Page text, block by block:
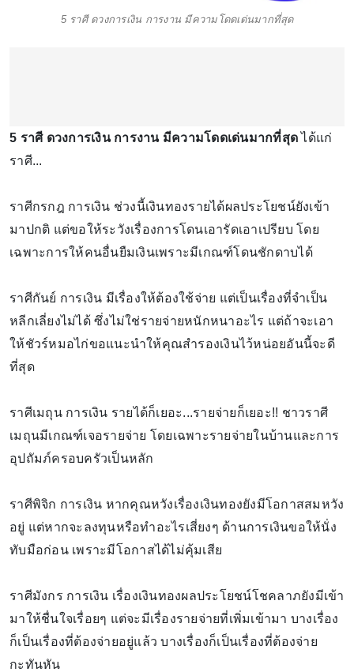
5 ราศี ดวงการเงิน การงาน มีความโดดเด่นมากที่สุด
5 ราศี ดวงการเงิน การงาน มีความโดดเด่นมากที่สุดได้แก่
ราศี...
ราศีกรกฎ การเงิน ช่วงนี้เงินทองรายได้ผลประโยชน์ยังเข้า
มาปกติ แต่ขอให้ระวังเรื่องการโดนเอารัดเอาเปรียบ โดย
เฉพาะการให้คนอื่นยืมเงินเพราะมีเกณฑ์โดนชักดาบได้
ราศีกันย์ การเงิน มีเรื่องให้ต้องใช้จ่าย แต่เป็นเรื่องที่จำเป็น
หลีกเลี่ยงไม่ได้ ซึ่งไม่ใช่รายจ่ายหนักหนาอะไร แต่ถ้าจะเอา
ให้ชัวร์หมอไก่ขอแนะนำให้คุณสำรองเงินไว้หน่อยอันนี้จะดี
ที่สุด
ราศีเมถุน การเงิน รายได้ก็เยอะ...รายจ่ายก็เยอะ!! ชาวราศี
เมถุนมีเกณฑ์เจอรายจ่าย โดยเฉพาะรายจ่ายในบ้านและการ
อุปถัมภ์ครอบครัวเป็นหลัก
ราศีพิจิก การเงิน หากคุณหวังเรื่องเงินทองยังมีโอกาสสมหวัง
อยู่ แต่หากจะลงทุนหรือทำอะไรเสี่ยงๆ ด้านการเงินขอให้นั่ง
ทับมือก่อน เพราะมีโอกาสได้ไม่คุ้มเสีย
ราศีมังกร การเงิน เรื่องเงินทองผลประโยชน์โชคลาภยังมีเข้า
มาให้ชื่นใจเรื่อยๆ แต่จะมีเรื่องรายจ่ายที่เพิ่มเข้ามา บางเรื่อง
ก็เป็นเรื่องที่ต้องจ่ายอยู่แล้ว บางเรื่องก็เป็นเรื่องที่ต้องจ่าย
กะทันหัน